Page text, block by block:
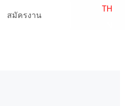
สมัครงาน
TH